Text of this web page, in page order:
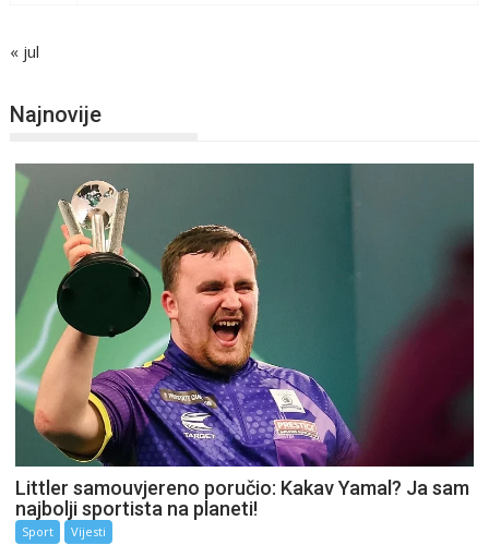
« jul
Najnovije
Littler samouvjereno poručio: Kakav Yamal? Ja sam
najbolji sportista na planeti!
Sport Vijesti